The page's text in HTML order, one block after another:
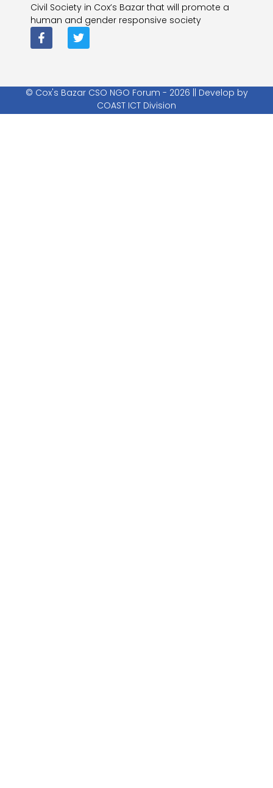
Civil Society in Cox’s Bazar that will promote a
human and gender responsive society
© Cox's Bazar CSO NGO Forum - 2026 || Develop by
COAST ICT Division